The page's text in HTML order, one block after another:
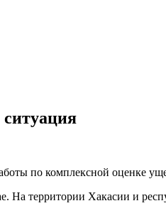
по комплексной оценке
На территории Хакасии и